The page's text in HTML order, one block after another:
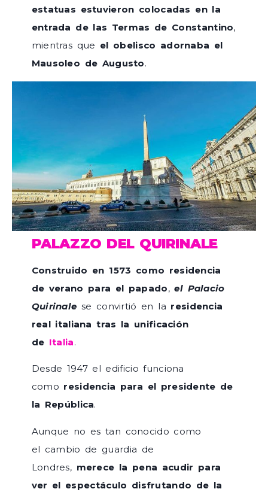
estatuas estuvieron colocadas en la
entrada de las Termas de Constantino,
mientras que el obelisco adornaba el
Mausoleo de Augusto.
PALAZZO DEL QUIRINALE
Construido en 1573 como residencia
de verano para el papado,el Palacio
Quirinale se convirtió en la residencia
real italiana tras la unificación
de Italia.
Desde 1947 el edificio funciona
como residencia para el presidente de
la República.
Aunque no es tan conocido como
el cambio de guardia de
Londres, merece la pena acudir para
ver el espectáculo disfrutando de la